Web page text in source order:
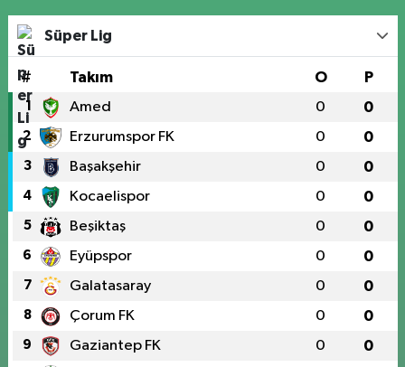
Süper Lig
# Takım O P
1 Amed 0 0
2 Erzurumspor FK 0 0
3 Başakşehir 0 0
4 Kocaelispor 0 0
5 Beşiktaş 0 0
6 Eyüpspor 0 0
7 Galatasaray 0 0
8 Çorum FK 0 0
9 Gaziantep FK 0 0